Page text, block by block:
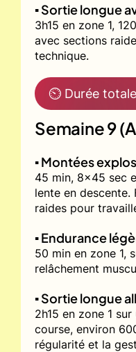
▪️ Sortie longue
3h15 en zone 1,
avec sections
technique.
⏲ Durée
Semaine 9
▪️ Montées
45 min, 8x45 sec
lente en descente.
raides pour
▪️ Endurance
50 min en zone 1,
relâchement
▪️ Sortie longue
2h15 en zone 1
course, environ
régularité et la